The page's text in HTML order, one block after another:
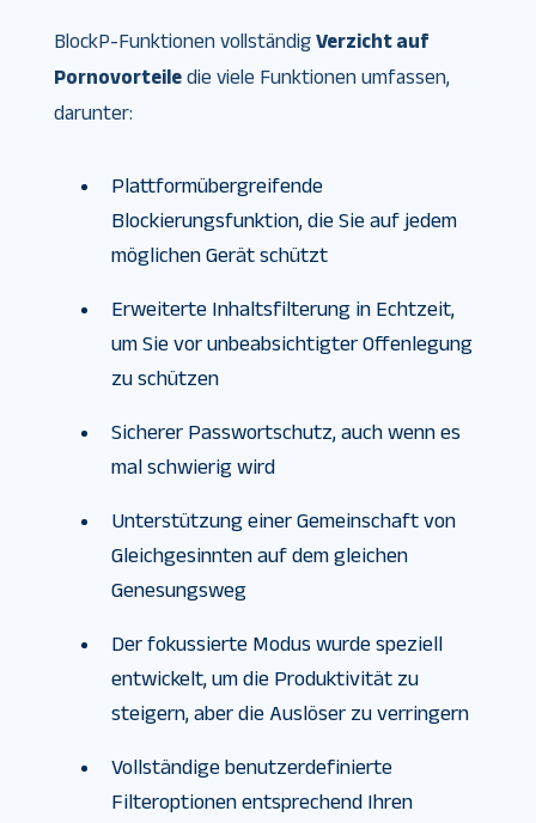
BlockP-Funktionen vollständig Verzicht auf
Pornovorteiledie viele Funktionen umfassen,
darunter:
Plattformübergreifende
Blockierungsfunktion, die Sie auf jedem
möglichen Gerät schützt
Erweiterte Inhaltsfilterung in Echtzeit,
um Sie vor unbeabsichtigter Offenlegung
zu schützen
Sicherer Passwortschutz, auch wenn es
mal schwierig wird
Unterstützung einer Gemeinschaft von
Gleichgesinnten auf dem gleichen
Genesungsweg
Der fokussierte Modus wurde speziell
entwickelt, um die Produktivität zu
steigern, aber die Auslöser zu verringern
Vollständige benutzerdefinierte
Filteroptionen entsprechend Ihren